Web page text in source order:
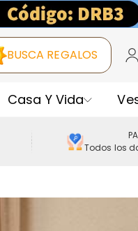
BUSCA REGALOS
Casa Y Vida
Todos los